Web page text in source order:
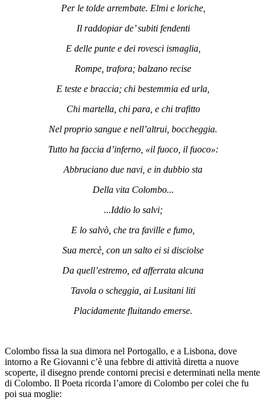
Per le tolde arrembate. Elmi e loriche,
Il raddopiar de’ subiti fendenti
E delle punte e dei rovesci ismaglia,
Rompe, trafora; balzano recise
E teste e braccia; chi bestemmia ed urla,
Chi martella, chi para, e chi trafitto
Nel proprio sangue e nell’altrui, boccheggia.
Tutto ha faccia d’inferno, «il fuoco, il fuoco»:
Abbruciano due navi, e in dubbio sta
Della vita Colombo...
...Iddio lo salvi;
E lo salvò, che tra faville e fumo,
Sua mercè, con un salto ei si disciolse
Da quell’estremo, ed afferrata alcuna
Tavola o scheggia, ai Lusitani liti
Placidamente fluitando emerse.
Colombo fissa la sua dimora nel Portogallo, e a Lisbona, dove
intorno a Re Giovanni c’è una febbre di attività diretta a nuove
scoperte, il disegno prende contorni precisi e determinati nella mente
di Colombo. Il Poeta ricorda l’amore di Colombo per colei che fu
poi sua moglie: